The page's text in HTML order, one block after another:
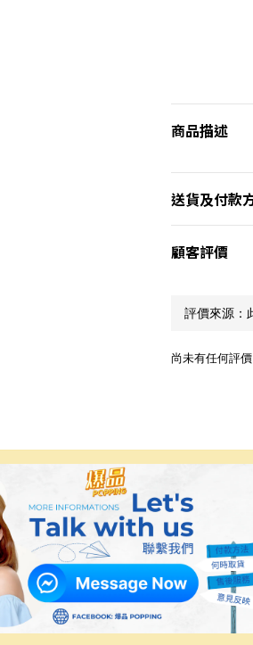
商品描述
送貨及付款
顧客評價
尚未有任何評價